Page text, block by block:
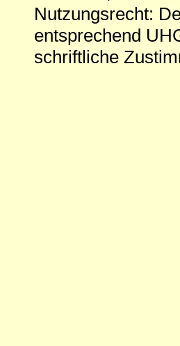
Nutzungsrecht:
entsprechend
schriftliche